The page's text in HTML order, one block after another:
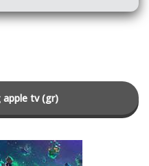
apple tv (gr)